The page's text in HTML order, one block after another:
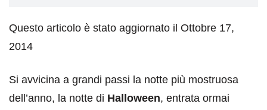
Questo articolo è stato aggiornato il Ottobre 17,
2014
Si avvicina a grandi passi la notte più mostruosa
dell’anno, la notte di Halloween, entrata ormai